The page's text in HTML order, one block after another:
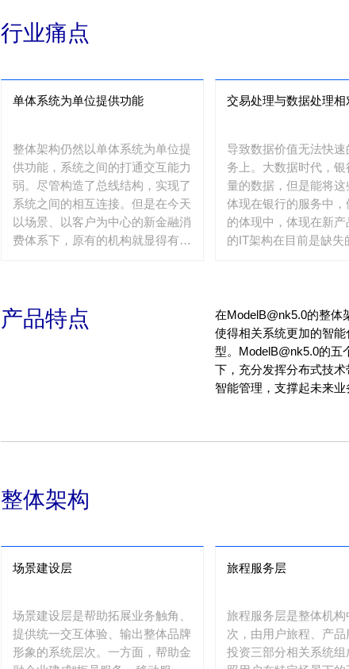
行业痛点
单体系统为单位提供功能
整体架构仍然以单体系统为单位提
供功能，系统之间的打通交互能力
弱。尽管构造了总线结构，实现了
系统之间的相互连接。但是在今天
以场景、以客户为中心的新金融消
费体系下，原有的机构就显得有些
交易处理与数据处理相
导致数据价值无法快速
务上。大数据时代，银
量的数据，但是能将这
体现在银行的服务中，
的体现中，体现在新产
的IT架构在目前是缺失
产品特点
在ModelB@nk5.0的整体
使得相关系统更加的智
型。ModelB@nk5.0的五
下，充分发挥分布式技
智能管理，支撑起未来业
整体架构
场景建设层
场景建设层是帮助拓展业务触角、
提供统一交互体验、输出整体品牌
形象的系统层次。一方面，帮助金
旅程服务层
旅程服务层是整体机构
次，由用户旅程、产品
投资三部分相关系统组